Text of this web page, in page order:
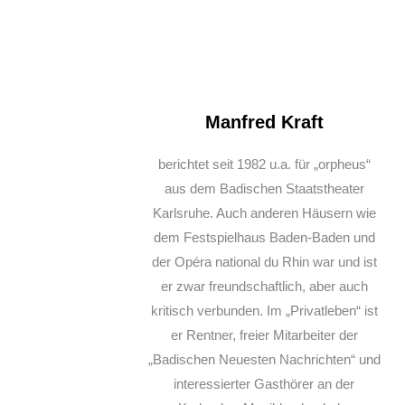
Manfred Kraft
berichtet seit 1982 u.a. für „orpheus“
aus dem Badischen Staatstheater
Karlsruhe. Auch anderen Häusern wie
dem Festspielhaus Baden-Baden und
der Opéra national du Rhin war und ist
er zwar freundschaftlich, aber auch
kritisch verbunden. Im „Privatleben“ ist
er Rentner, freier Mitarbeiter der
„Badischen Neuesten Nachrichten“ und
interessierter Gasthörer an der